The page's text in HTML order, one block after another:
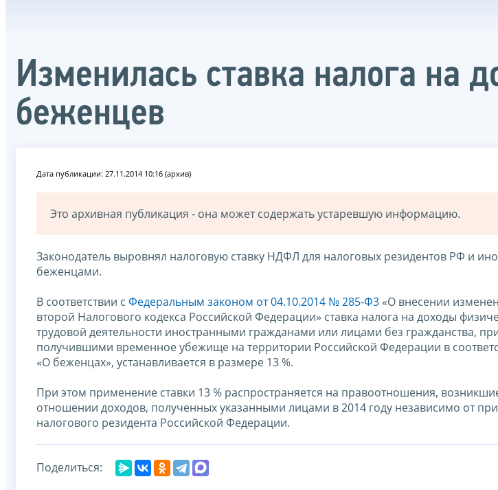
Изменилась ставка налога на
беженцев
Дата публикации: 27.11.2014 10:16 (архив)
Это архивная публикация - она может содержать устаревшую информацию.
Законодатель выровнял налоговую ставку НДФЛ для налоговых резидентов РФ и
беженцами.
В соответствии с Федеральным законом от 04.10.2014 № 285-Ф3 «О внесении
второй Налогового кодекса Российской Федерации» ставка налога на доходы
трудовой деятельности иностранными гражданами или лицами без гражданства,
получившими временное убежище на территории Российской Федерации в
«О беженцах», устанавливается в размере 13 %.
При этом применение ставки 13 % распространяется на правоотношения,
отношении доходов, полученных указанными лицами в 2014 году независимо от
налогового резидента Российской Федерации.
Поделиться: